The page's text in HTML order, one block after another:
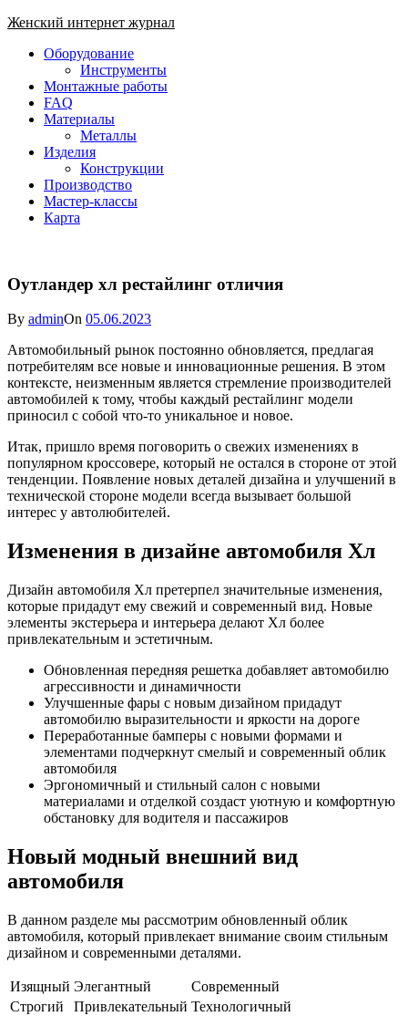
Skip
content
Женский интернет журнал
Close
Оборудование
Инструменты
Монтажные работы
FAQ
Материалы
Металлы
Изделия
Конструкции
Производство
Мастер-классы
Карта
Оутландер хл рестайлинг отличия
By adminOn 05.06.2023
Автомобильный рынок постоянно обновляется, предлагая
потребителям все новые и инновационные решения. В этом
контексте, неизменным является стремление производителей
автомобилей к тому, чтобы каждый рестайлинг модели
приносил с собой что-то уникальное и новое.
Итак, пришло время поговорить о свежих изменениях в
популярном кроссовере, который не остался в стороне от этой
тенденции. Появление новых деталей дизайна и улучшений в
технической стороне модели всегда вызывает большой
интерес у автолюбителей.
Изменения в дизайне автомобиля Хл
Дизайн автомобиля Хл претерпел значительные изменения,
которые придадут ему свежий и современный вид. Новые
элементы экстерьера и интерьера делают Хл более
привлекательным и эстетичным.
Обновленная передняя решетка добавляет автомобилю
агрессивности и динамичности
Улучшенные фары с новым дизайном придадут
автомобилю выразительности и яркости на дороге
Переработанные бамперы с новыми формами и
элементами подчеркнут смелый и современный облик
автомобиля
Эргономичный и стильный салон с новыми
материалами и отделкой создаст уютную и комфортную
обстановку для водителя и пассажиров
Новый модный внешний вид
автомобиля
В данном разделе мы рассмотрим обновленный облик
автомобиля, который привлекает внимание своим стильным
дизайном и современными деталями.
Изящный Элегантный
Современный
Строгий
Привлекательный Технологичный